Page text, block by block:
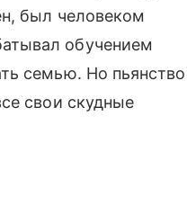
был человеком
обучением
семью. Но пьянство
свои скудные